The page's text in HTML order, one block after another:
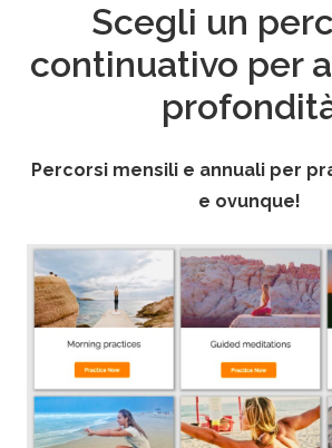
Scegli un
continuativo per
Percorsi mensili e annuali per
e ovunque!